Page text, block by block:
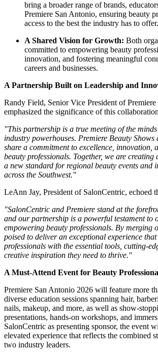
bring a broader range of brands,
Premiere San Antonio, ensuring beauty
access to the best the industry has to offer.
A Shared Vision for Growth: Both
committed to empowering beauty
innovation, and fostering meaningful
careers and businesses.
A Partnership Built on Leadership and
Randy Field, Senior Vice President of
emphasized the significance of this
"This partnership is a true meeting of the
industry powerhouses. Premiere Beauty
share a commitment to excellence, innovation,
beauty professionals. Together, we are creating
a new standard for regional beauty events and
across the Southwest."
LeAnn Jay, President of SalonCentric, echoed
"SalonCentric and Premiere stand at the
and our partnership is a powerful testament to
empowering beauty professionals. By merging
poised to deliver an exceptional experience
professionals with the essential tools, cutting-
creative inspiration they need to thrive."
A Must-Attend Event for Beauty
Premiere San Antonio 2026 will feature more
diverse education sessions spanning hair,
nails, makeup, and more, as well as show-
presentations, hands-on workshops, and
SalonCentric as presenting sponsor, the event
elevated experience that reflects the combined
two industry leaders.